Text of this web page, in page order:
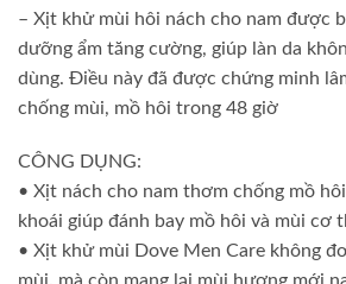
– Xịt khử mùi hôi nách cho nam được
dưỡng ẩm tăng cường, giúp làn da
dùng. Điều này đã được chứng minh
chống mùi, mồ hôi trong 48 giờ
CÔNG DỤNG:
• Xịt nách cho nam thơm chống mồ
khoái giúp đánh bay mồ hôi và mùi cơ
• Xịt khử mùi Dove Men Care không